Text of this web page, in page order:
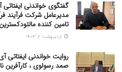
گفتگوی خواندنی ایفتاتی
مدیرعامل شرکت فرآیند
تامین کننده
اردیبهشت ۲, ۱۴۰۳
روایت خواندنی ایفتاتی
صمد رسولوی ، کارآفرین